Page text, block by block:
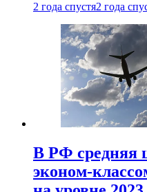
2 года спустя2 года
В РФ средняя
эконом-